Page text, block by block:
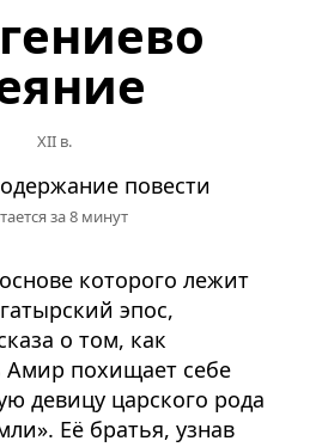
XII в.
повести
за 8 минут
которого лежит
эпос,
о том, как
Амир похищает себе
девицу царского рода
Её братья, узнав